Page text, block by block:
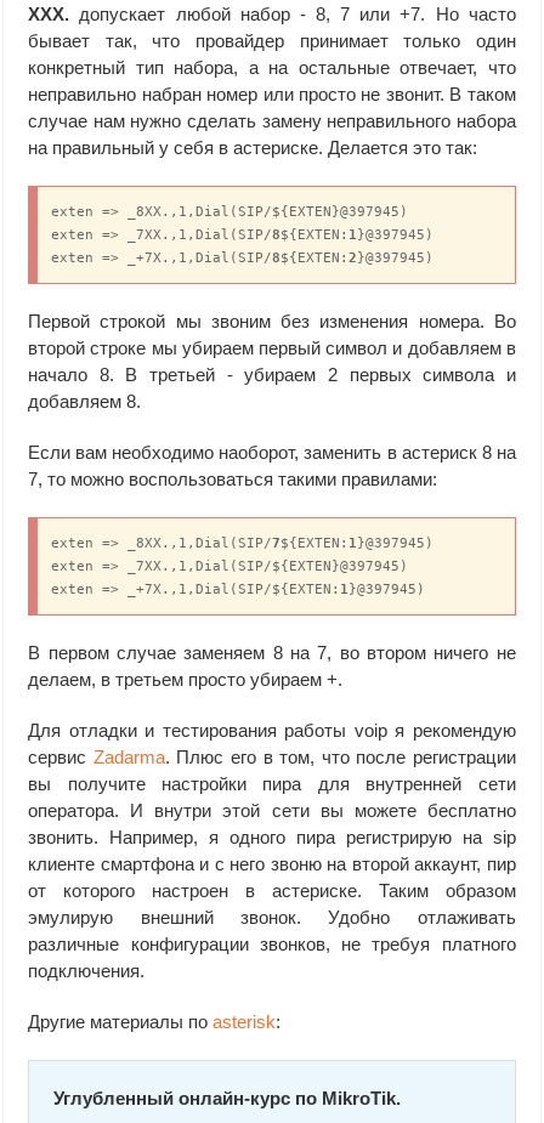
XXX. допускает любой набор - 8, 7 или +7. Но часто
бывает так, что провайдер принимает только один
конкретный тип набора, а на остальные отвечает, что
неправильно набран номер или просто не звонит. В таком
случае нам нужно сделать замену неправильного набора
на правильный у себя в астериске. Делается это так:
exten => _8XX.,1,Dial(SIP/${EXTEN}@397945)
exten => _7XX.,1,Dial(SIP/8${EXTEN: 1}@397945)
exten => _+7X.,1,Dial(SIP/8${EXTEN:2}@397945)
Первой строкой мы звоним без изменения номера. Во
второй строке мы убираем первый символ и добавляем в
начало 8. В третьей - убираем 2 первых символа и
добавляем 8.
Если вам необходимо наоборот, заменить в астериск 8 на
7, то можно воспользоваться такими правилами:
exten => _8XX.,1,Dial(SIP/7${EXTEN: 1}@397945)
exten => _7XX.,1,Dial(SIP/${EXTEN}@397945)
exten => _+7X.,1,Dial(SIP/${EXTEN: 1}@397945)
В первом случае заменяем 8 на 7, во втором ничего не
делаем, в третьем просто убираем +.
Для отладки и тестирования работы voip я рекомендую
сервис Zadarma. Плюс его в том, что после регистрации
вы получите настройки пира для внутренней сети
оператора. И внутри этой сети вы можете бесплатно
звонить. Например, я одного пира регистрирую на sip
клиенте смартфона и с него звоню на второй аккаунт, пир
от которого настроен в астериске. Таким образом
эмулирую внешний звонок. Удобно отлаживать
различные конфигурации звонков, не требуя платного
подключения.
Другие материалы поasterisk:
Углубленный онлайн-курс по MikroTik.